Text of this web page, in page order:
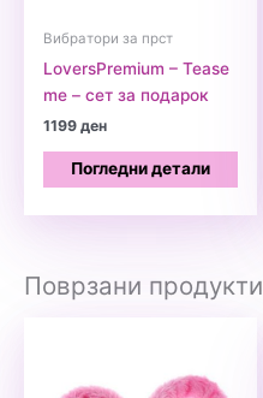
Вибратори за прст
LoversPremium – Tease
me – сет за подарок
1199ден
Погледни детали
Поврзани продукти